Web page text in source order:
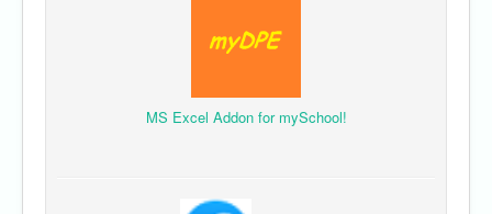
MS Excel Addon for mySchool!